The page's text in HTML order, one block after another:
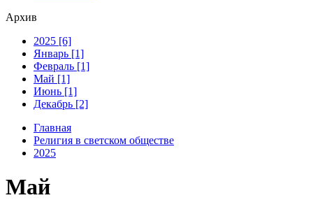
Архив
2025 [6]
Январь [1]
Февраль [1]
Май [1]
Июнь [1]
Декабрь [2]
Главная
Религия в светском обществе
2025
Май